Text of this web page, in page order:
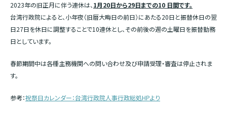
2023年の旧正月に伴う連休は、 1月20日から29日までの10 日間です。
台湾行政院によると、小年夜（旧暦大晦日の前日）にあたる20日と振替休日の翌
日27日を休日に調整することで10連休とし、その前後の週の土曜日を振替勤務
日としています。
春節期間中は各種主務機関への問い合わせ及び申請受理・審査は停止されま
す。
参考：祝祭日カレンダー：台湾行政院人事行政総処HPより